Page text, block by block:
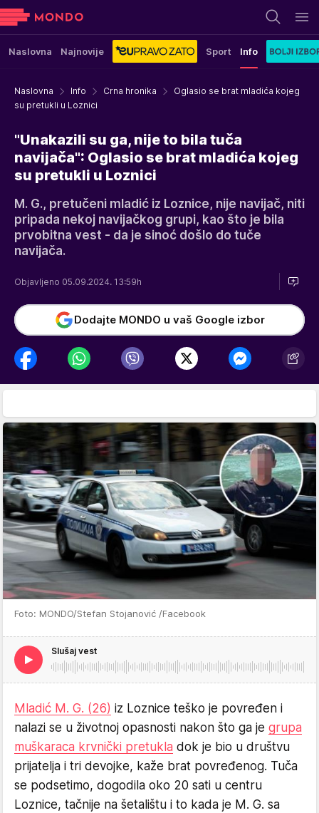
Naslovna Najnovije Sport Info
Naslovna Info Crna hronika
Oglasio se brat mladića kojeg
su pretukli u Loznici
"Unakazili su ga, nije to bila tuča
navijača": Oglasio se brat mladića kojeg
su pretukli u Loznici
M. G., pretučeni mladić iz Loznice, nije navijač, niti
pripada nekoj navijačkog grupi, kao što je bila
prvobitna vest - da je sinoć došlo do tuče
navijača.
Objavljeno 05.09.2024. 13:59h
Dodajte MONDO u vaš Google izbor
Foto: MONDO/Stefan Stojanović /Facebook
Slušaj vest
Mladić M. G. (26) iz Loznice teško je povređen i
nalazi se u životnoj opasnosti nakon što ga je grupa
muškaraca krvnički pretukla dok je bio u društvu
prijatelja i tri devojke, kaže brat povređenog. Tuča
se podsetimo, dogodila oko 20 sati u centru
Loznice, tačnije na šetalištu i to kada je M. G. sa